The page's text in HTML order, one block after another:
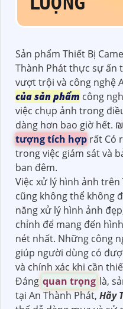
Sản phẩm Thiết Bị
Thành Phát thực sự ấn
vượt trội và công nghệ
của sản phẩm công
việc chụp ảnh trong
dàng hơn bao giờ hết. ₪
tượng tích hợp rất Có
trong việc giám sát và
ban đêm.
Việc xử lý hình ảnh trên
cũng không thể không
năng xử lý hình ảnh
chỉnh để mang đến
nét nhất. Những công
giúp người dùng có
và chính xác khi cần
Đáng quan trọng là,
tại An Thành Phát, Hãy